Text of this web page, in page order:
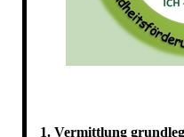
1. Vermittlung